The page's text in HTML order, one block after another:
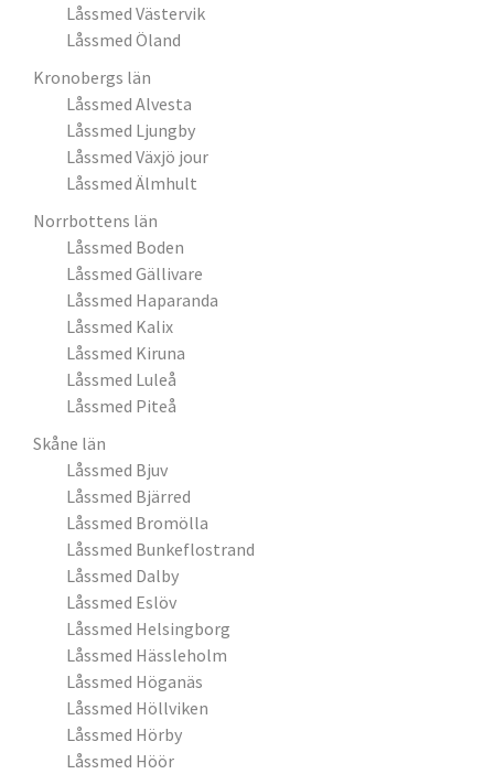
Låssmed Västervik
Låssmed Öland
Kronobergs län
Låssmed Alvesta
Låssmed Ljungby
Låssmed Växjö jour
Låssmed Älmhult
Norrbottens län
Låssmed Boden
Låssmed Gällivare
Låssmed Haparanda
Låssmed Kalix
Låssmed Kiruna
Låssmed Luleå
Låssmed Piteå
Skåne län
Låssmed Bjuv
Låssmed Bjärred
Låssmed Bromölla
Låssmed Bunkeflostrand
Låssmed Dalby
Låssmed Eslöv
Låssmed Helsingborg
Låssmed Hässleholm
Låssmed Höganäs
Låssmed Höllviken
Låssmed Hörby
Låssmed Höör